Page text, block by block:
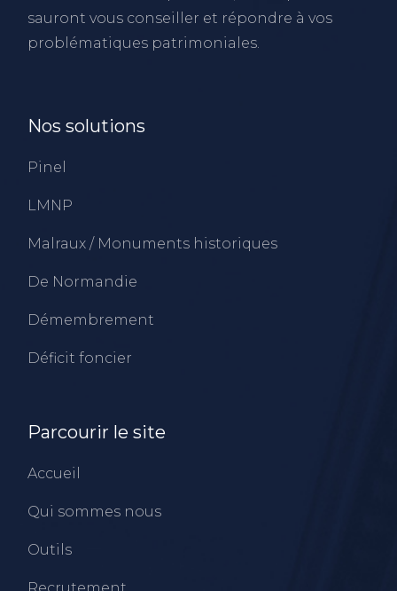
sauront vous conseiller et répondre à vos
problématiques patrimoniales.
Nos solutions
Pinel
LMNP
Malraux / Monuments historiques
De Normandie
Démembrement
Déficit foncier
Parcourir le site
Accueil
Qui sommes nous
Outils